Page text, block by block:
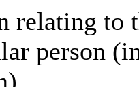
relating to
person